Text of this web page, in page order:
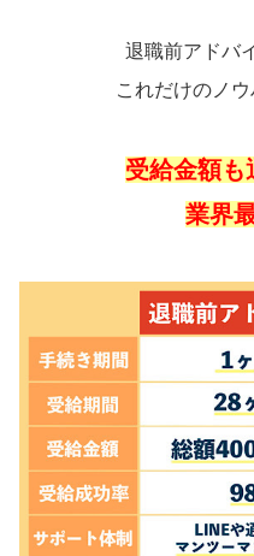
退職前アドバ
これだけのノ
受給金額も
業界